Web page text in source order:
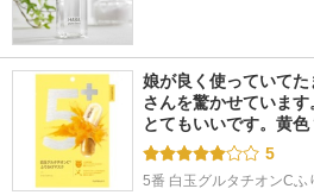
娘が良く使っていて
さんを驚かせていま
とてもいいです。黄
5
5番 白玉グルタチオンCふ